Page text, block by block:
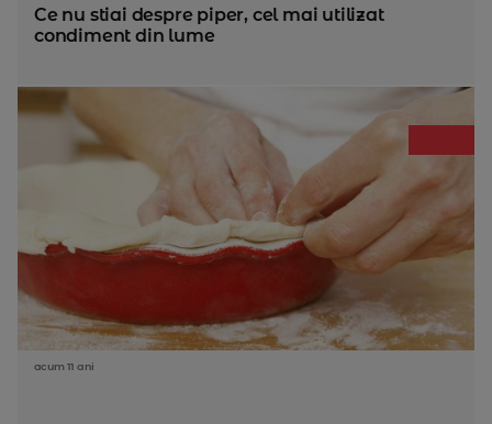
Ce nu stiai despre piper, cel mai utilizat
condiment din lume
acum 11 ani